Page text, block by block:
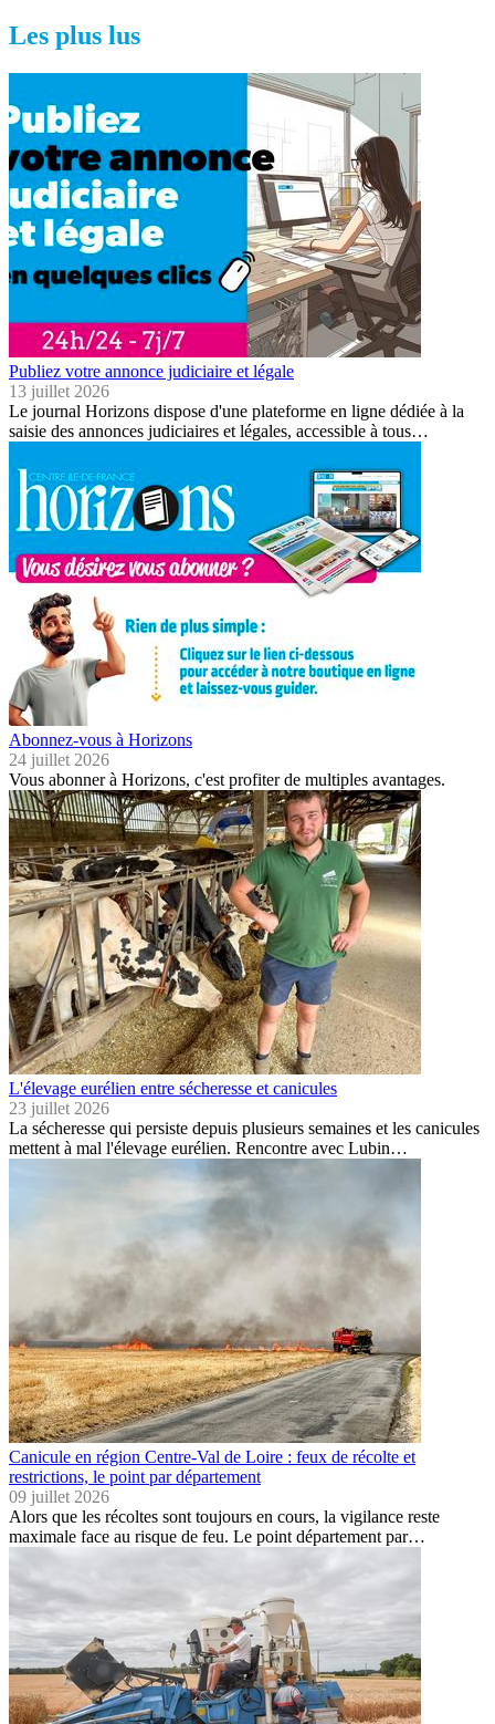
Les plus lus
Publiez votre annonce judiciaire et légale
13 juillet 2026
Le journal Horizons dispose d'une plateforme en ligne dédiée à la
saisie des annonces judiciaires et légales, accessible à tous…
Abonnez-vous à Horizons
24 juillet 2026
Vous abonner à Horizons, c'est profiter de multiples avantages.
L'élevage eurélien entre sécheresse et canicules
23 juillet 2026
La sécheresse qui persiste depuis plusieurs semaines et les canicules
mettent à mal l'élevage eurélien. Rencontre avec Lubin…
Canicule en région Centre-Val de Loire : feux de récolte et
restrictions, le point par département
09 juillet 2026
Alors que les récoltes sont toujours en cours, la vigilance reste
maximale face au risque de feu. Le point département par…